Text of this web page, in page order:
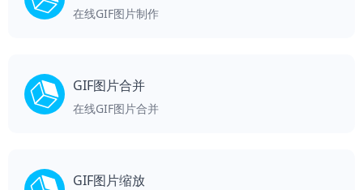
在线GIF图片制作
GIF图片合并
在线GIF图片合并
GIF图片缩放